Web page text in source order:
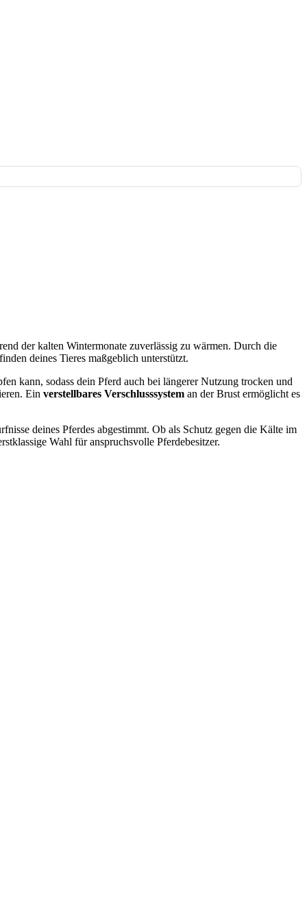
der kalten Wintermonate zuverlässig zu wärmen. Durch die
deines Tieres maßgeblich unterstützt.
kann, sodass dein Pferd auch bei längerer Nutzung trocken und
Ein verstellbares Verschlusssystem an der Brust ermöglicht es
deines Pferdes abgestimmt. Ob als Schutz gegen die Kälte im
Wahl für anspruchsvolle Pferdebesitzer.